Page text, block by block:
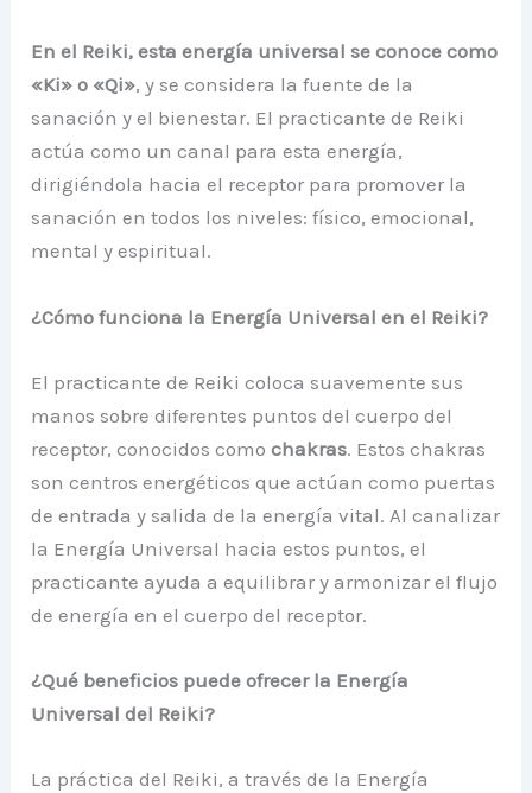
En el Reiki, esta energía universal se conoce como
«Ki» o «Qi», y se considera la fuente de la
sanación y el bienestar. El practicante de Reiki
actúa como un canal para esta energía,
dirigiéndola hacia el receptor para promover la
sanación en todos los niveles: físico, emocional,
mental y espiritual.
¿Cómo funciona la Energía Universal en el Reiki?
El practicante de Reiki coloca suavemente sus
manos sobre diferentes puntos del cuerpo del
receptor, conocidos comochakras. Estos chakras
son centros energéticos que actúan como puertas
de entrada y salida de la energía vital. Al canalizar
la Energía Universal hacia estos puntos, el
practicante ayuda a equilibrar y armonizar el flujo
de energía en el cuerpo del receptor.
¿Qué beneficios puede ofrecer la Energía
Universal del Reiki?
La práctica del Reiki, a través de la Energía